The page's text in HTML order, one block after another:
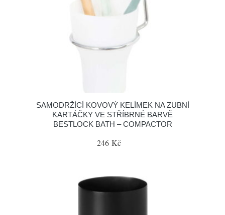
SAMODRŽÍCÍ KOVOVÝ KELÍMEK NA ZUBNÍ
KARTÁČKY VE STŘÍBRNÉ BARVĚ
BESTLOCK BATH – COMPACTOR
246 Kč